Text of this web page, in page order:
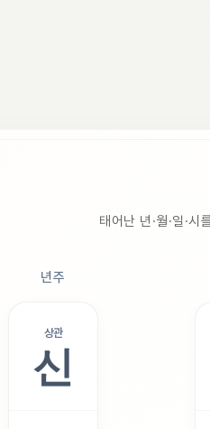
태어난 년·월·일·
년주
상관
신